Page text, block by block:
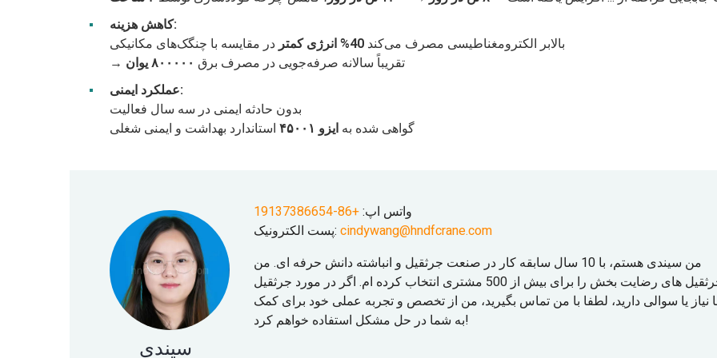
کاهش هزینه:
بالابر الکترومغناطیسی مصرف می‌کند 40% انرژی کمتر
در مقایسه با چنگک‌های مکانیکی
→ تقریباً سالانه صرفه‌جویی در مصرف برق ۸۰۰۰۰۰ یوان
عملکرد ایمنی:
بدون حادثه ایمنی در سه سال فعالیت
گواهی شده به ایزو ۴۵۰۰۱ استاندارد بهداشت و ایمنی شغلی
سیندی
واتس اپ:+86-19137386654
پست الکترونیک: cindywang@hndfcrane.com
من سیندی هستم، با 10 سال سابقه کار در صنعت جرثقیل و انباشته دانش حرفه ای. من
جرثقیل های رضایت بخش را برای بیش از 500 مشتری انتخاب کرده ام. اگر در مورد جرثقیل
نیاز یا سوالی دارید، لطفا با من تماس بگیرید، من از تخصص و تجربه عملی خود برای کمک
به شما در حل مشکل استفاده خواهم کرد!